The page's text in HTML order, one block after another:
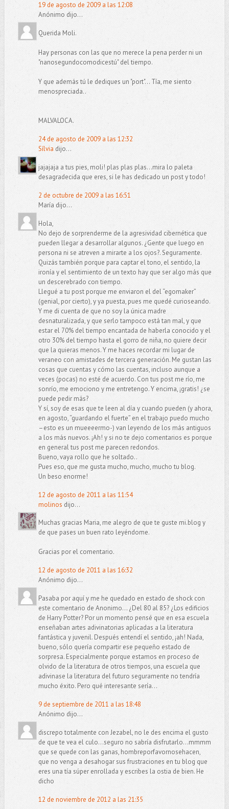
19 de agosto de 2009 a las 12:08
Anónimo dijo...
Querida Moli.
Hay personas con las que no merece la pena perder ni un
"nanosegundocomodicestú" del tiempo.
Y que además tú le dediques un "port"... Tía, me siento
menospreciada..
MALVALOCA.
24 de agosto de 2009 a las 12:32
Sílvia dijo...
jajajaja a tus pies, moli! plas plas plas...mira lo paleta
desagradecida que eres, si le has dedicado un post y todo!
2 de octubre de 2009 a las 16:51
María dijo...
Hola,
No dejo de sorprenderme de la agresividad cibernética que
pueden llegar a desarrollar algunos. ¿Gente que luego en
persona ni se atreven a mirarte a los ojos?. Seguramente.
Quizás también porque para captar el tono, el sentido, la
ironía y el sentimiento de un texto hay que ser algo más que
un descerebrado con tiempo.
Llegué a tu post porque me enviaron el del “egomaker”
(genial, por cierto), y ya puesta, pues me quedé curioseando.
Y me di cuenta de que no soy la única madre
desnaturalizada, y que serlo tampoco está tan mal, y que
estar el 70% del tiempo encantada de haberla conocido y el
otro 30% del tiempo hasta el gorro de niña, no quiere decir
que la quieras menos. Y me haces recordar mi lugar de
veraneo con amistades de tercera generación. Me gustan las
cosas que cuentas y cómo las cuentas, incluso aunque a
veces (pocas) no esté de acuerdo. Con tus post me río, me
sonrío, me emociono y me entretengo. Y encima, ¡gratis! ¿se
puede pedir más?
Y sí, soy de esas que te leen al día y cuando pueden (y ahora,
en agosto, “guardando el fuerte” en el trabajo puedo mucho
–esto es un mueeeermo-) van leyendo de los más antiguos
a los más nuevos. ¡Ah! y si no te dejo comentarios es porque
en general tus post me parecen redondos.
Bueno, vaya rollo que he soltado..
Pues eso, que me gusta mucho, mucho, mucho tu blog.
Un beso enorme!
12 de agosto de 2011 a las 11:54
molinos dijo...
Muchas gracias Maria, me alegro de que te guste mi.blog y
de que pases un buen rato leyéndome.
Gracias por el comentario.
12 de agosto de 2011 a las 16:32
Anónimo dijo...
Pasaba por aquí y me he quedado en estado de shock con
este comentario de Anonimo... ¿Del 80 al 85? ¿Los edificios
de Harry Potter? Por un momento pensé que en esa escuela
enseñaban artes adivinatorias aplicadas a la literatura
fantástica y juvenil. Después entendí el sentido, ¡ah! Nada,
bueno, sólo quería compartir ese pequeño estado de
sorpresa. Especialmente porque estamos en proceso de
olvido de la literatura de otros tiempos, una escuela que
adivinase la literatura del futuro seguramente no tendría
mucho éxito. Pero qué interesante sería...
9 de septiembre de 2011 a las 18:48
Anónimo dijo...
discrepo totalmente con Jezabel, no le des encima el gusto
de que te vea el culo...seguro no sabría disfrutarlo...mmmm
que se quede con las ganas, hombreporfavornosehacen,
que no venga a desahogar sus frustraciones en tu blog que
eres una tía súper enrollada y escribes la ostia de bien. He
dicho
12 de noviembre de 2012 a las 21:35